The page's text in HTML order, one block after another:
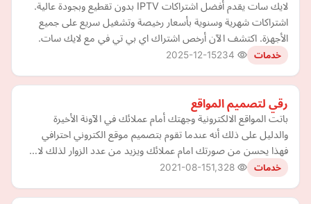
لايك سات يقدم أفضل اشتراكات IPTV بدون تقطيع وبجودة عالية.
اشتراكات شهرية وسنوية بأسعار رخيصة وتشغيل سريع على جميع
الأجهزة. اكتشف الآن أرخص اشتراك اي بي تي في مع لايك سات.
خدمات 2025-12-15
رقي لتصميم المواقع
باتت المواقع الالكترونية وجهتك أمام عملائك في الآونة الأخيرة
والدليل على ذلك أنه عندما تقوم بتصميم موقع الكتروني احترافي
فهذا يحسن من صورتك امام عملائك ويزيد من عدد الزوار لذلك لا…
خدمات 2021-08-15